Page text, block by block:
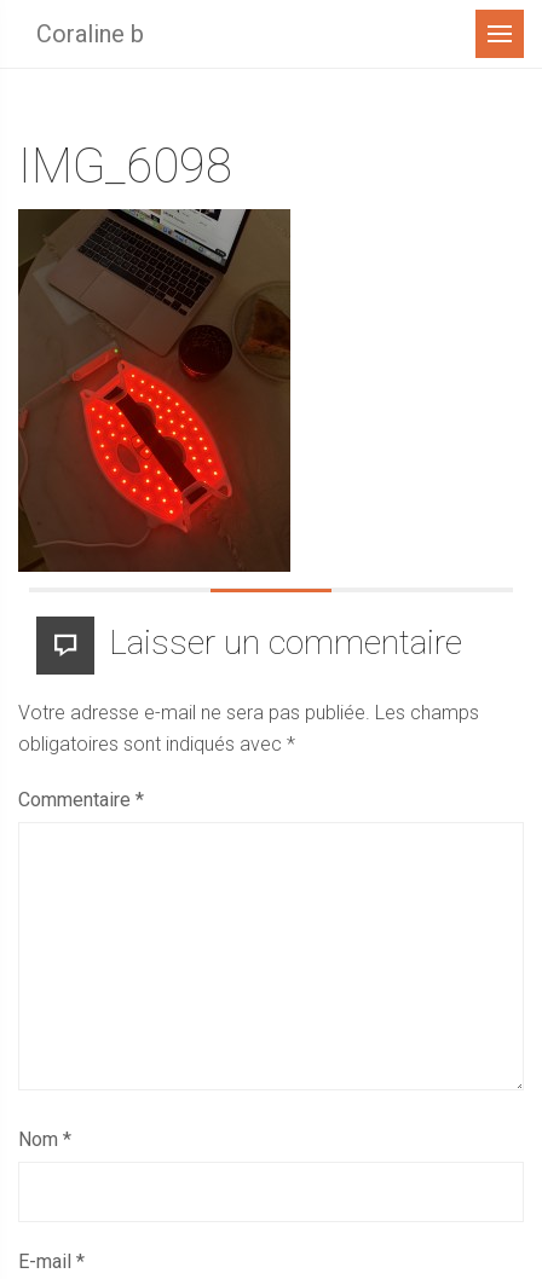
Coraline b Menu
IMG_6098
Laisser un commentaire
Votre adresse e-mail ne sera pas publiée. Les champs
obligatoires sont indiqués avec *
Commentaire *
Nom *
E-mail *